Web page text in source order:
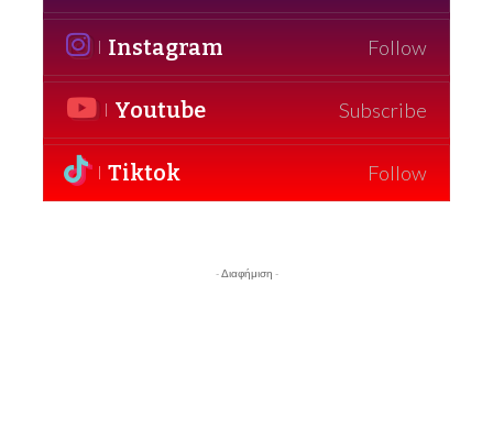
Instagram Follow
Youtube Subscribe
Tiktok Follow
- Διαφήμιση -